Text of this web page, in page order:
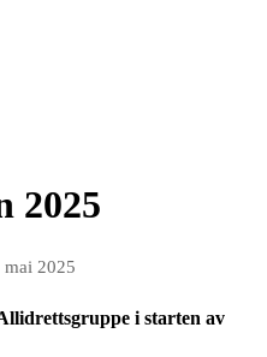
2025
mai 2025
i starten av